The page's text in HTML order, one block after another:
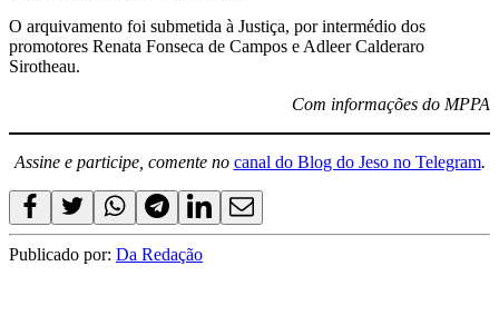
O arquivamento foi submetida à Justiça, por intermédio dos
promotores Renata Fonseca de Campos e Adleer Calderaro
Sirotheau.
Com informações do MPPA
Assine e participe, comente no canal do Blog do Jeso no Telegram.
Publicado por: Da Redação